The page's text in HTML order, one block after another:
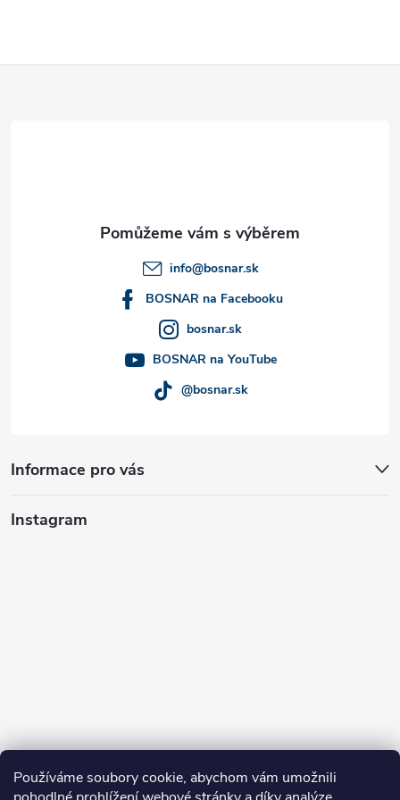
Používáme soubory cookie, abychom vám umožnili
s
Informace pro vás
info@bosnar.sk
BOSNAR na Facebooku
bosnar.sk
BOSNAR na YouTube
@bosnar.sk
Instagram